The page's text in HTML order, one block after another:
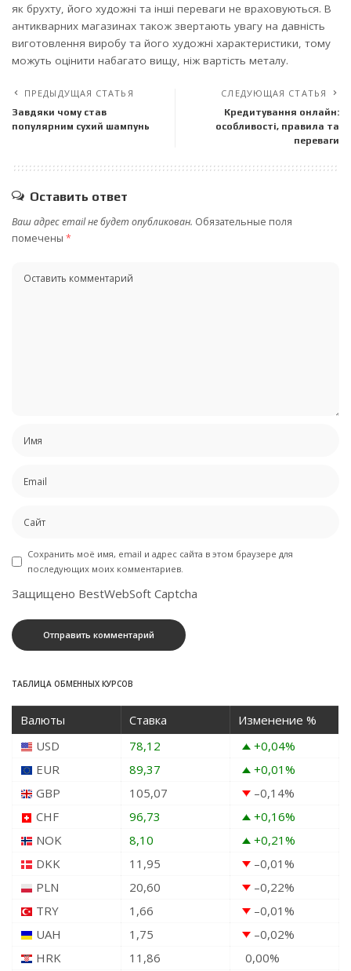
як брухту, його художні та інші переваги не враховуються. В
антикварних магазинах також звертають увагу на давність
виготовлення виробу та його художні характеристики, тому
можуть оцінити набагато вищу, ніж вартість металу.
ПРЕДЫДУЩАЯ СТАТЬЯ
Завдяки чому став
популярним сухий шампунь
СЛЕДУЮЩАЯ СТАТЬЯ
Кредитування онлайн:
особливості, правила та
переваги
Оставить ответ
Ваш адрес email не будет опубликован. Обязательные поля
помечены *
Сохранить моё имя, email и адрес сайта в этом браузере для
последующих моих комментариев.
Защищено BestWebSoft Captcha
ТАБЛИЦА ОБМЕННЫХ КУРСОВ
Валюты Ставка
Изменение %
USD
78,12 +0,04%
EUR
89,37 +0,01%
GBP
105,07 –0,14%
CHF
96,73 +0,16%
NOK
8,10 +0,21%
DKK
11,95 –0,01%
PLN
20,60 –0,22%
TRY
1,66 –0,01%
UAH
1,75 –0,02%
HRK
11,86 0,00%